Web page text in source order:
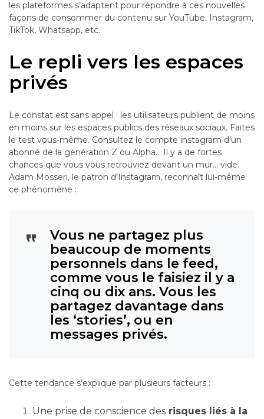
les plateformes s’adaptent pour répondre à ces nouvelles
façons de consommer du contenu sur YouTube, Instagram,
TikTok, Whatsapp, etc.
Le repli vers les espaces
privés
Le constat est sans appel : les utilisateurs publient de moins
en moins sur les espaces publics des réseaux sociaux. Faites
le test vous-même. Consultez le compte instagram d’un
abonné de la génération Z ou Alpha… Il y a de fortes
chances que vous vous retrouviez devant un mur… vide.
Adam Mosseri, le patron d’Instagram, reconnaît lui-même
ce phénomène :
Vous ne partagez plus
beaucoup de moments
personnels dans le feed,
comme vous le faisiez il y a
cinq ou dix ans. Vous les
partagez davantage dans
les ‘stories’, ou en
messages privés.
Cette tendance s’explique par plusieurs facteurs :
Une prise de conscience des risques liés à la